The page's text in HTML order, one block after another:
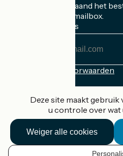
Ontvang elke maand het
Frankrijk in uw mailbox.
Mijn e-mailadres
Inschrijvingsvoorwaarden
Accueil Vélo Pro
Contact
Deze site maakt gebruik
u controle over
Weiger alle cookies